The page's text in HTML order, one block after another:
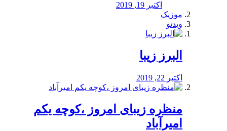
اکتبر 19, 2019
موزیک
ویدئو
البرز زیبا
اکتبر 22, 2019
منظره‌‌ زیبای امروز ،کوچه یکم
امیرآباد